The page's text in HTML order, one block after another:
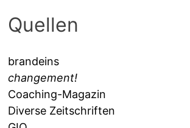
Quellen
brandeins
changement!
Coaching-Magazin
Diverse Zeitschriften